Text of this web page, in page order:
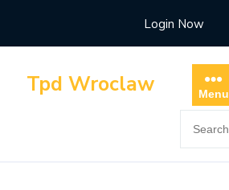
content
Login Now
Tpd Wroclaw Menu
for: